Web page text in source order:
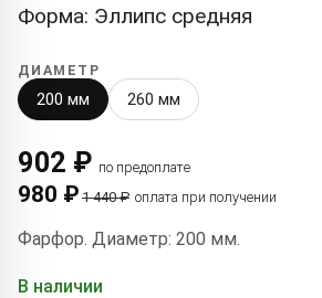
Форма: Эллипс средняя
ДИАМЕТР
200 мм 260 мм
902 ₽ по предоплате
980 ₽ 1 440 ₽ оплата при получении
Фарфор. Диаметр: 200 мм.
В наличии